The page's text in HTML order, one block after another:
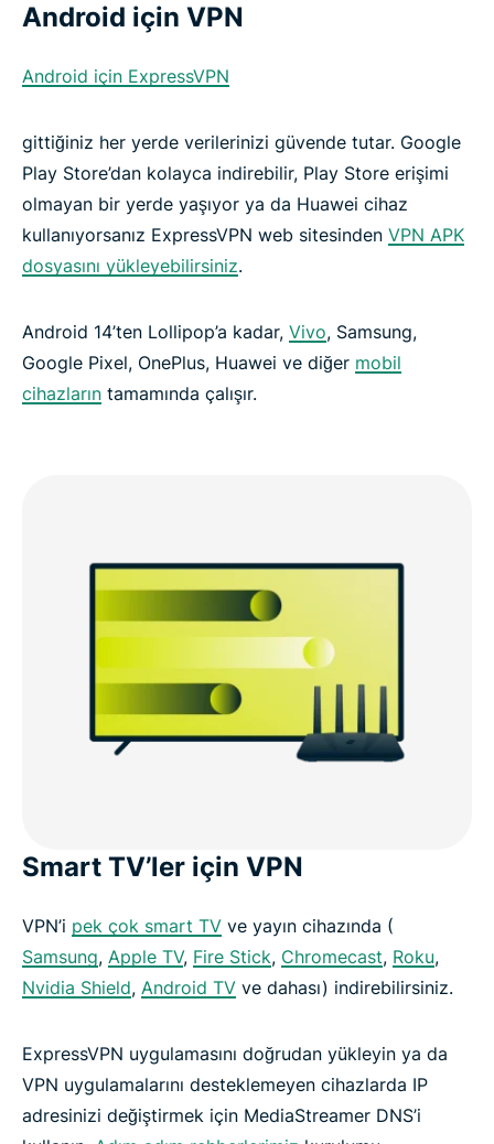
Android için VPN
Android için ExpressVPN
gittiğiniz her yerde verilerinizi güvende tutar. Google
Play Store’dan kolayca indirebilir, Play Store erişimi
olmayan bir yerde yaşıyor ya da Huawei cihaz
kullanıyorsanız ExpressVPN web sitesinden VPN APK
dosyasını yükleyebilirsiniz.
Android 14’ten Lollipop’a kadar, Vivo, Samsung,
Google Pixel, OnePlus, Huawei ve diğer mobil
cihazların tamamında çalışır.
Smart TV’ler için VPN
VPN’i pek çok smart TV ve yayın cihazında (
Samsung, Apple TV, Fire Stick, Chromecast, Roku,
Nvidia Shield, Android TV ve dahası) indirebilirsiniz.
ExpressVPN uygulamasını doğrudan yükleyin ya da
VPN uygulamalarını desteklemeyen cihazlarda IP
adresinizi değiştirmek için MediaStreamer DNS’i